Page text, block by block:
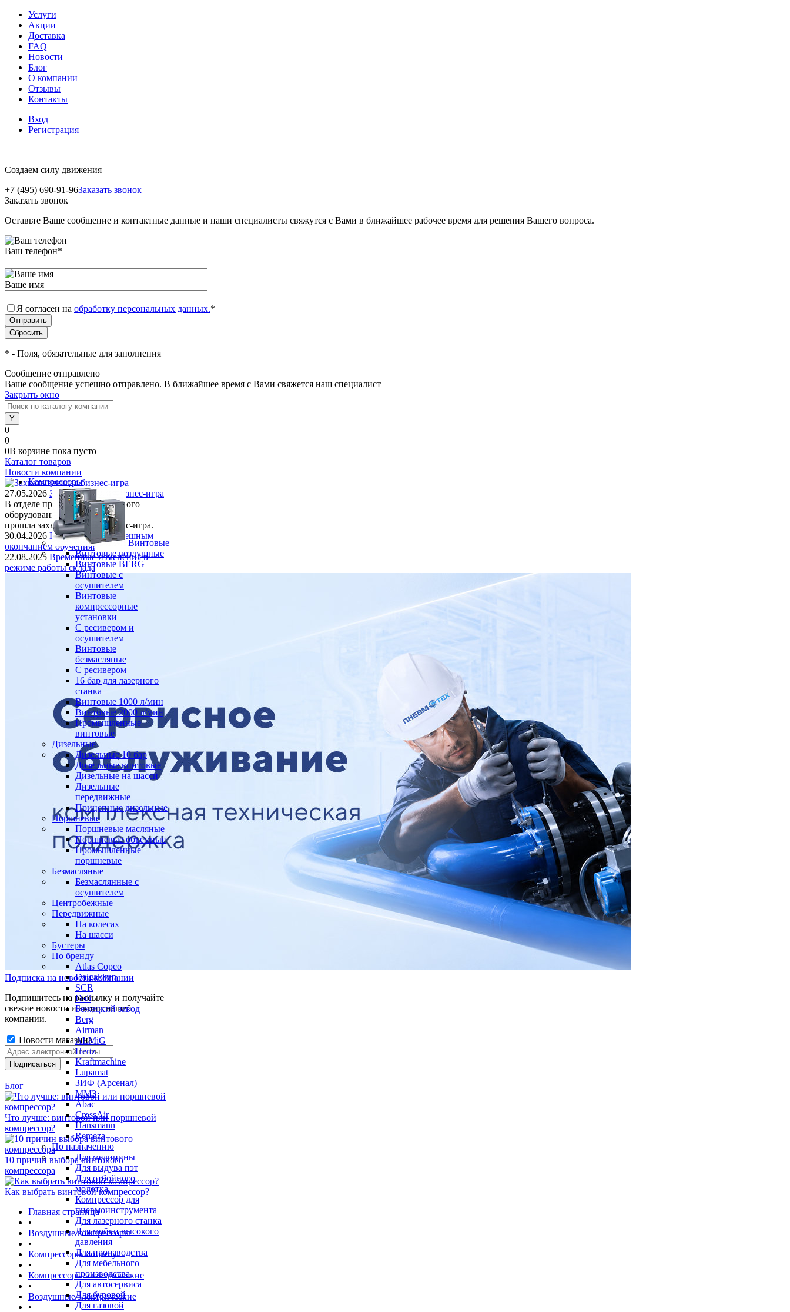
Услуги
Акции
Доставка
FAQ
Новости
Блог
О компании
Отзывы
Контакты
Вход
Регистрация
Создаем силу движения
+7 (495) 690-91-96Заказать звонок
Заказать звонок
Оставьте Ваше сообщение и контактные данные и наши специалисты свяжутся с Вами в ближайшее рабочее время для решения Вашего вопроса.
Ваш телефон*
Ваше имя
Я согласен на обработку персональных данных.*
* - Поля, обязательные для заполнения
Сообщение отправлено
Ваше сообщение успешно отправлено. В ближайшее время с Вами свяжется наш специалист
Закрыть окно
0
0
0В корзине пока пусто
Каталог товаров
Компрессоры
Винтовые
Винтовые воздушные
Винтовые BERG
Винтовые с
осушителем
Винтовые
компрессорные
установки
C ресивером и
осушителем
Винтовые
безмасляные
C ресивером
16 бар для лазерного
станка
Винтовые 1000 л/мин
Винтовые 2000 л/мин
Промышленные
винтовые
Дизельные
Дизельные 10 бар
Дизельные винтовые
Дизельные на шасси
Дизельные
передвижные
Прицепные дизельные
Поршневые
Поршневые масляные
Поршневые объемные
Промышленные
поршневые
Безмасляные
Безмаслянные с
осушителем
Центробежные
Передвижные
На колесах
На шасси
Бустеры
По бренду
Atlas Copco
Dalgakiran
SCR
Dali
Бежецкий завод
Berg
Airman
ALMiG
Hertz
Kraftmachine
Lupamat
ЗИФ (Арсенал)
ММЗ
Abac
CrossAir
Hansmann
Remeza
По назначению
Для медицины
Для выдува пэт
Для отбойного
молотка
Компрессор для
пневмоинструмента
Для лазерного станка
Для мойки высокого
давления
Для производства
Для мебельного
производства
Для автосервиса
Для буровой
Для газовой
Новости компании
27.05.2026 Захватывающая бизнес-игра
В отделе продаж компрессорного
оборудования
прошла захватывающая бизнес-игра.
30.04.2026 Поздравляем с успешным
окончанием обучения!
22.08.2025 Временные изменения в
режиме работы склада
Подписка на новости компании
Подпишитесь на рассылку и получайте
свежие новости и акции нашей
компании.
Новости магазина
Блог
Что лучше: винтовой или поршневой
компрессор?
10 причин выбора винтового
компрессора
Как выбрать винтовой компрессор?
Главная страница
•
Воздушные компрессоры
•
Компрессоры по типу
•
Компрессоры электрические
•
Воздушные электрические
•